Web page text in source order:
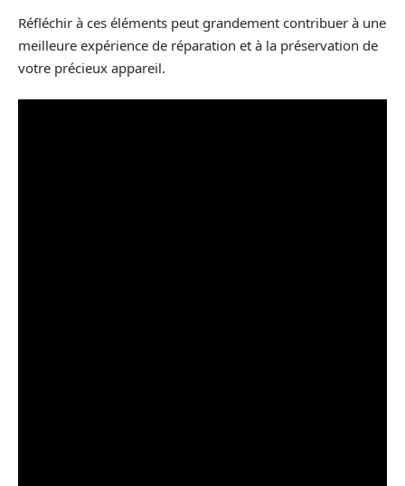
Réfléchir à ces éléments peut grandement contribuer à une
meilleure expérience de réparation et à la préservation de
votre précieux appareil.